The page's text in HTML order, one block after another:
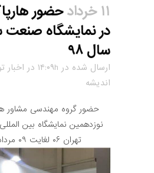
۱۱ خرداد
حضور
در نمایشگاه صنعت
سال ۹۸
ارسال شده در ۱۴:۰۹h در اخبار
اندیشه
حضور گروه مهندسی مشاور
نوزدهمین نمایشگاه بین
تهران ۰۶ لغایت ۰۹ مرداد ماه ۱۳۹۸